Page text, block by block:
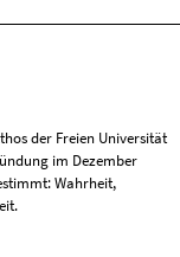
der Freien Universität
im Dezember
Wahrheit,